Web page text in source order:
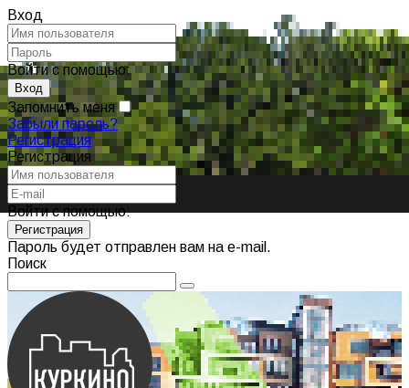
Вход
Войти с помощью:
Запомнить меня
Забыли пароль?
Регистрация
Регистрация
Войти с помощью:
Пароль будет отправлен вам на e-mail.
Поиск